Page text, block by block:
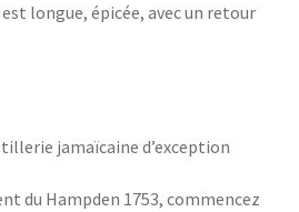
longue, épicée, avec un retour
jamaïcaine d’exception
du Hampden 1753, commencez